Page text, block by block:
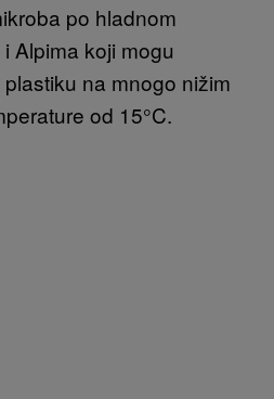
po hladnom
Alpima koji mogu
na mnogo nižim
od 15°C.